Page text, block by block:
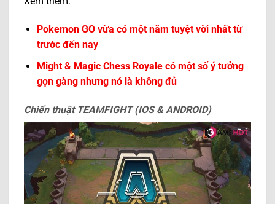
Pokemon GO vừa có một năm tuyệt vời nhất từ
trước đến nay
Might & Magic Chess Royale có một số ý tưởng
gọn gàng nhưng nó là không đủ
Chiến thuật TEAMFIGHT (IOS & ANDROID)